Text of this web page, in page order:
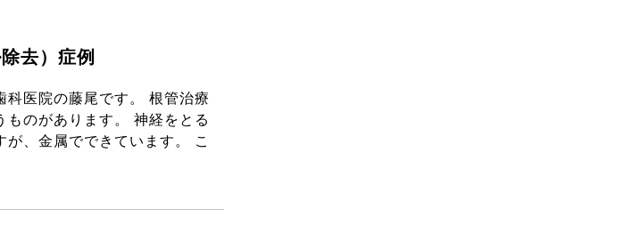
去）症例
科医院の藤尾です。 根管治療
ものがあります。 神経をとる
、金属でできています。 こ